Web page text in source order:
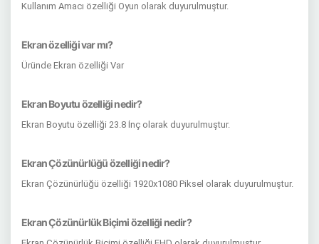
Kullanım Amacı özelliği Oyun olarak duyurulmuştur.
Ekran özelliği var mı?
Üründe Ekran özelliği Var
Ekran Boyutu özelliği nedir?
Ekran Boyutu özelliği 23.8 İnç olarak duyurulmuştur.
Ekran Çözünürlüğü özelliği nedir?
Ekran Çözünürlüğü özelliği 1920x1080 Piksel olarak duyurulmuştur.
Ekran Çözünürlük Biçimi özelliği nedir?